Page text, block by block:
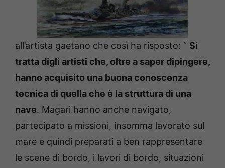
all’artista gaetano che così ha risposto: “ Si
tratta digli artisti che, oltre a saper dipingere,
hanno acquisito una buona conoscenza
tecnica di quella che è la struttura di una
nave. Magari hanno anche navigato,
partecipato a missioni, insomma lavorato sul
mare e quindi preparati a ben rappresentare
le scene di bordo, i lavori di bordo, situazioni